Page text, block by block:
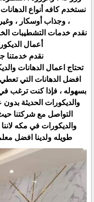
نستخدم كافه أنواع
، وجذاب أوسكار ،
نقدم خدمات التشطيبات
أعمال
نقدم خدمتنا
تحتاج اعمال الدهانات
افضل الدهانات التي تعطي
بسهوله ، فإذا كنت ترغب
والديكورات الحديثة
التواصل مع شركتنا
والديكورات في مكه
طويله ولدينا افضل